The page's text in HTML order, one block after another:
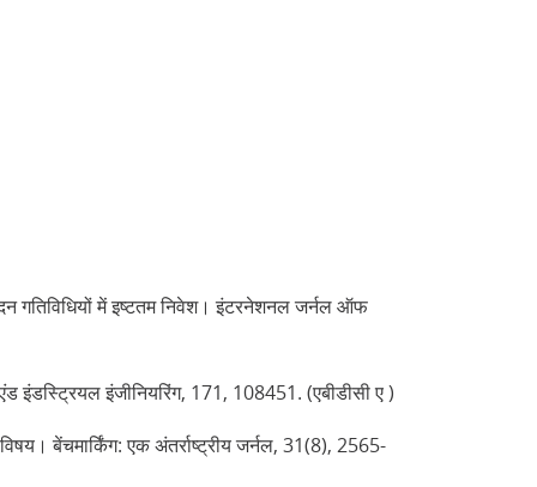
गतिविधियों में इष्टतम निवेश। इंटरनेशनल जर्नल ऑफ
इंडस्ट्रियल इंजीनियरिंग, 171, 108451. (एबीडीसी ए )
बेंचमार्किंग: एक अंतर्राष्ट्रीय जर्नल, 31(8), 2565-